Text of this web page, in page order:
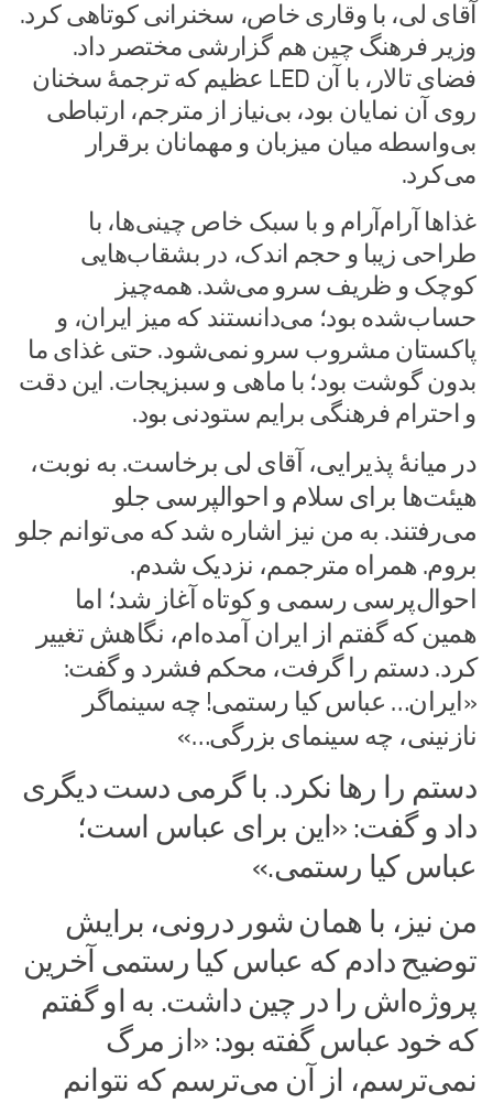
آقای لی، با وقاری خاص، سخنرانی کوتاهی کرد.
وزیر فرهنگ چین هم گزارشی مختصر داد.
فضای تالار، با آن LED عظیم که ترجمهٔ سخنان
روی آن نمایان بود، بی‌نیاز از مترجم، ارتباطی
بی‌واسطه میان میزبان و مهمانان برقرار
می‌کرد.
غذاها آرام‌آرام و با سبک خاص چینی‌ها، با
طراحی زیبا و حجم اندک، در بشقاب‌هایی
کوچک و ظریف سرو می‌شد. همه‌چیز
حساب‌شده بود؛ می‌دانستند که میز ایران، و
پاکستان مشروب سرو نمی‌شود. حتی غذای ما
بدون گوشت بود؛ با ماهی و سبزیجات. این دقت
و احترام فرهنگی برایم ستودنی بود.
در میانهٔ پذیرایی، آقای لی برخاست. به نوبت،
هیئت‌ها برای سلام و احوالپرسی جلو
می‌رفتند. به من نیز اشاره شد که می‌توانم جلو
بروم. همراه مترجمم، نزدیک شدم.
احوال‌پرسی رسمی و کوتاه آغاز شد؛ اما
همین که گفتم از ایران آمده‌ام، نگاهش تغییر
کرد. دستم را گرفت، محکم فشرد و گفت:
«ایران… عباس کیا رستمی! چه سینماگر
نازنینی، چه سینمای بزرگی…»
دستم را رها نکرد. با گرمی دست دیگری
داد و گفت: «این برای عباس است؛
عباس کیا رستمی.»
من نیز، با همان شور درونی، برایش
توضیح دادم که عباس کیا رستمی آخرین
پروژه‌اش را در چین داشت. به او گفتم
که خود عباس گفته بود: «از مرگ
نمی‌ترسم، از آن می‌ترسم که نتوانم